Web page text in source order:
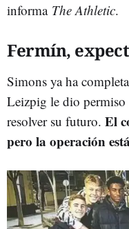
informa The Athletic.
Fermín,
Simons ya ha
Leizpig le dio permiso
resolver su futuro. El
pero la operación